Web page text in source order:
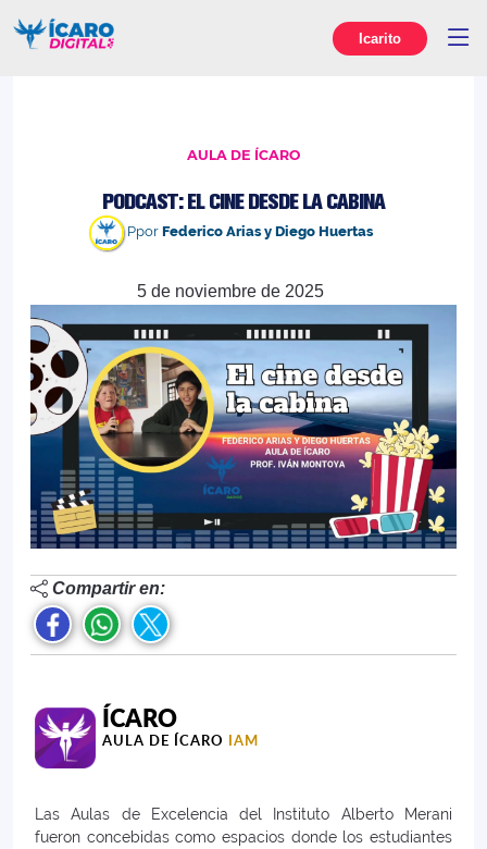
Icarito
AULA DE ÍCARO
PODCAST: EL CINE DESDE LA CABINA
Ppor Federico Arias y Diego Huertas
5 de noviembre de 2025
Compartir en:
ÍCARO
AULA DE ÍCARO IAM
Las Aulas de Excelencia del Instituto Alberto Merani
fueron concebidas como espacios donde los estudiantes